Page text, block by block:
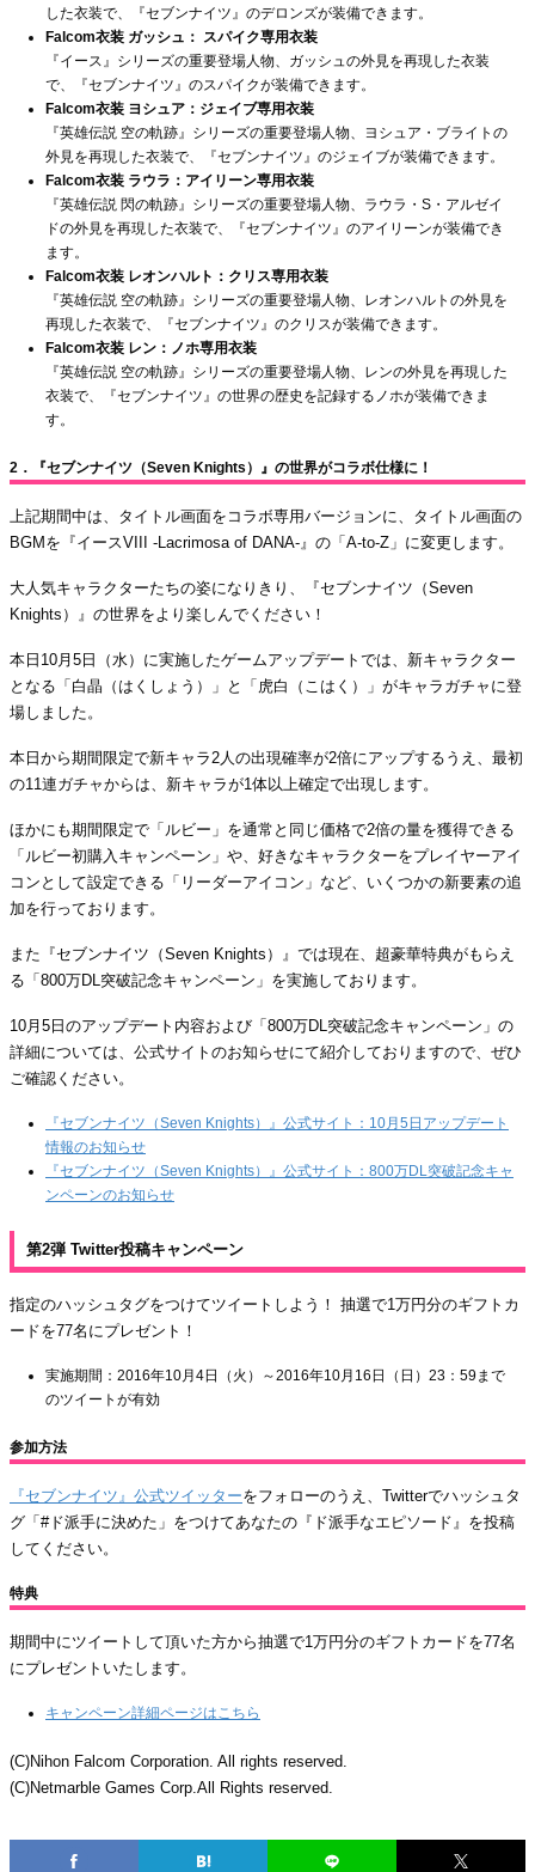
した衣装で、『セブンナイツ』のデロンズが装備できます。
Falcom衣装 ガッシュ： スパイク専用衣装
『イース』シリーズの重要登場人物、ガッシュの外見を再現した衣装
で、『セブンナイツ』のスパイクが装備できます。
Falcom衣装 ヨシュア：ジェイブ専用衣装
『英雄伝説 空の軌跡』シリーズの重要登場人物、ヨシュア・ブライトの
外見を再現した衣装で、『セブンナイツ』のジェイブが装備できます。
Falcom衣装 ラウラ：アイリーン専用衣装
『英雄伝説 閃の軌跡』シリーズの重要登場人物、ラウラ・S・アルゼイ
ドの外見を再現した衣装で、『セブンナイツ』のアイリーンが装備でき
ます。
Falcom衣装 レオンハルト：クリス専用衣装
『英雄伝説 空の軌跡』シリーズの重要登場人物、レオンハルトの外見を
再現した衣装で、『セブンナイツ』のクリスが装備できます。
Falcom衣装 レン：ノホ専用衣装
『英雄伝説 空の軌跡』シリーズの重要登場人物、レンの外見を再現した
衣装で、『セブンナイツ』の世界の歴史を記録するノホが装備できま
す。
2．『セブンナイツ（Seven Knights）』の世界がコラボ仕様に！
上記期間中は、タイトル画面をコラボ専用バージョンに、タイトル画面の
BGMを『イースVIII -Lacrimosa of DANA-』の「A-to-Z」に変更します。
大人気キャラクターたちの姿になりきり、『セブンナイツ（Seven
Knights）』の世界をより楽しんでください！
本日10月5日（水）に実施したゲームアップデートでは、新キャラクター
となる「白晶（はくしょう）」と「虎白（こはく）」がキャラガチャに登
場しました。
本日から期間限定で新キャラ2人の出現確率が2倍にアップするうえ、最初
の11連ガチャからは、新キャラが1体以上確定で出現します。
ほかにも期間限定で「ルビー」を通常と同じ価格で2倍の量を獲得できる
「ルビー初購入キャンペーン」や、好きなキャラクターをプレイヤーアイ
コンとして設定できる「リーダーアイコン」など、いくつかの新要素の追
加を行っております。
また『セブンナイツ（Seven Knights）』では現在、超豪華特典がもらえ
る「800万DL突破記念キャンペーン」を実施しております。
10月5日のアップデート内容および「800万DL突破記念キャンペーン」の
詳細については、公式サイトのお知らせにて紹介しておりますので、ぜひ
ご確認ください。
『セブンナイツ（Seven Knights）』公式サイト：10月5日アップデート
情報のお知らせ
『セブンナイツ（Seven Knights）』公式サイト：800万DL突破記念キャ
ンペーンのお知らせ
第2弾 Twitter投稿キャンペーン
指定のハッシュタグをつけてツイートしよう！ 抽選で1万円分のギフトカ
ードを77名にプレゼント！
実施期間：2016年10月4日（火）～2016年10月16日（日）23：59まで
のツイートが有効
参加方法
『セブンナイツ』公式ツイッターをフォローのうえ、Twitterでハッシュタ
グ「#ド派手に決めた」をつけてあなたの『ド派手なエピソード』を投稿
してください。
特典
期間中にツイートして頂いた方から抽選で1万円分のギフトカードを77名
にプレゼントいたします。
キャンペーン詳細ページはこちら
(C)Nihon Falcom Corporation. All rights reserved.
(C)Netmarble Games Corp.All Rights reserved.